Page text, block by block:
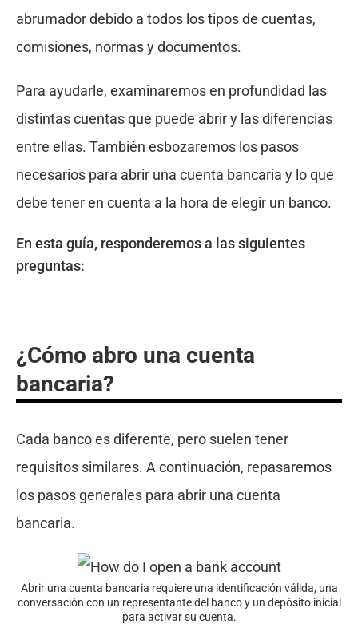
abrumador debido a todos los tipos de cuentas,
comisiones, normas y documentos.
Para ayudarle, examinaremos en profundidad las
distintas cuentas que puede abrir y las diferencias
entre ellas. También esbozaremos los pasos
necesarios para abrir una cuenta bancaria y lo que
debe tener en cuenta a la hora de elegir un banco.
En esta guía, responderemos a las siguientes
preguntas:
¿Cómo abro una cuenta
bancaria?
Cada banco es diferente, pero suelen tener
requisitos similares. A continuación, repasaremos
los pasos generales para abrir una cuenta
bancaria.
Abrir una cuenta bancaria requiere una identificación válida, una
conversación con un representante del banco y un depósito inicial
para activar su cuenta.